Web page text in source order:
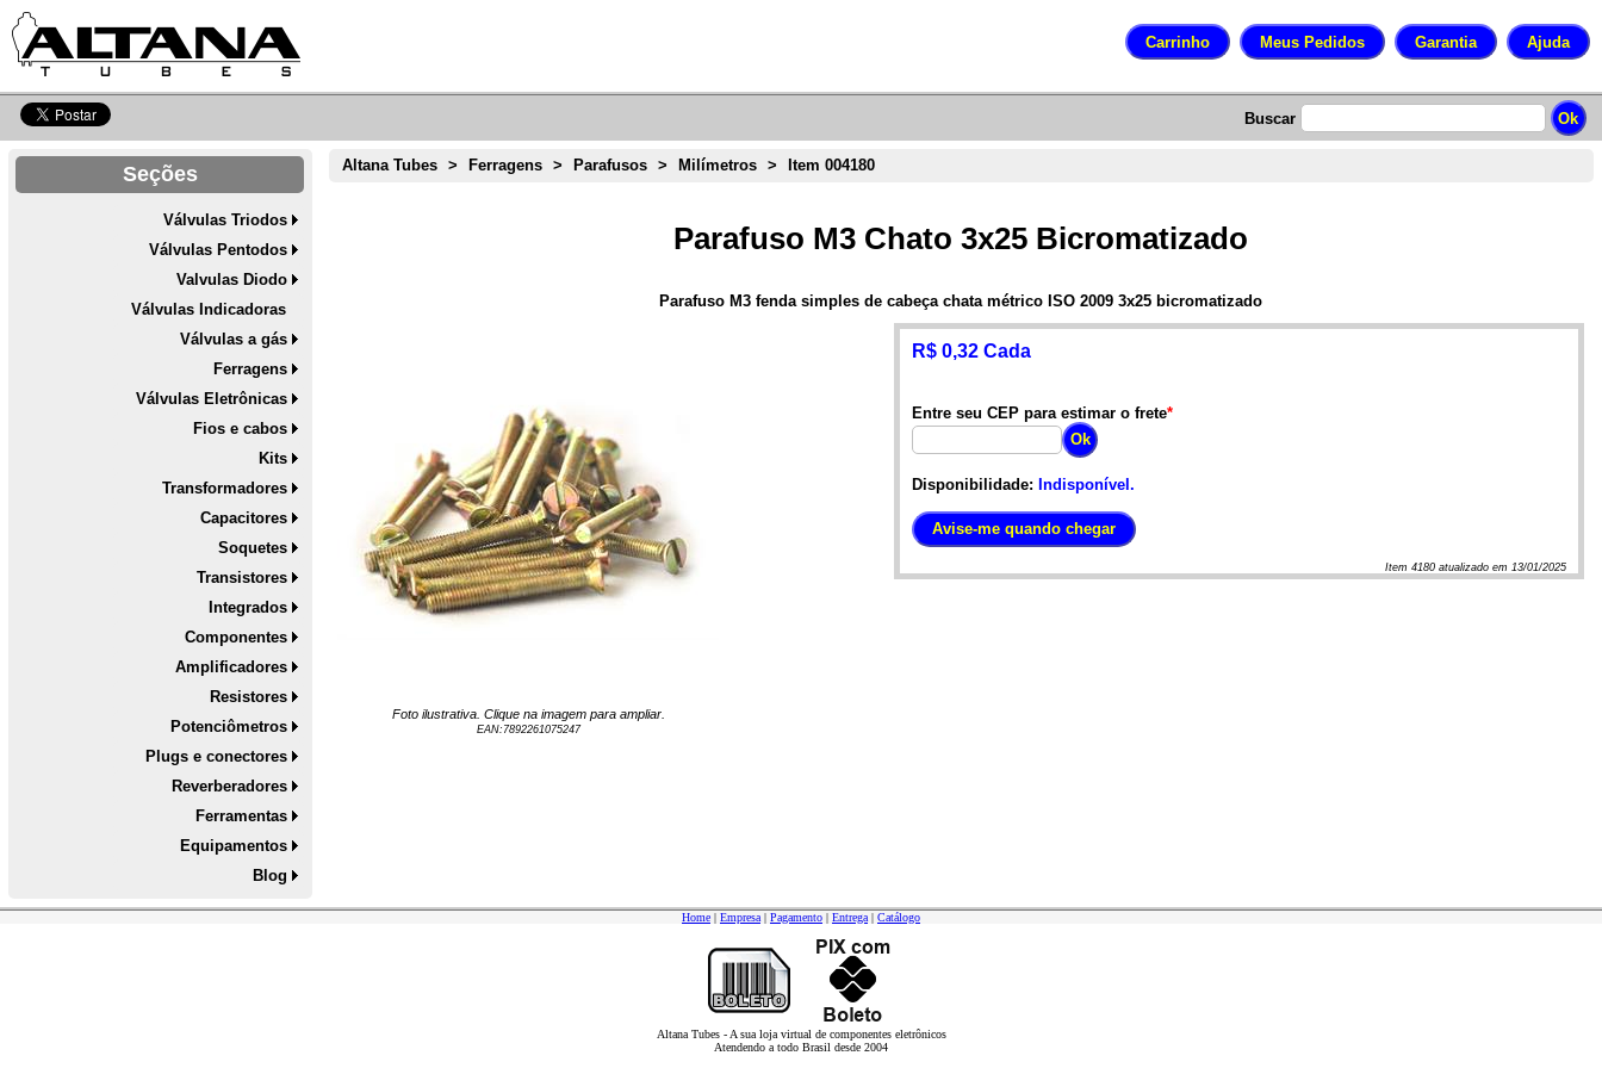
Buscar
Seções
Válvulas Triodos
Válvulas Pentodos
Valvulas Diodo
Válvulas Indicadoras
Válvulas a gás
Ferragens
Válvulas Eletrônicas
Fios e cabos
Kits
Transformadores
Capacitores
Soquetes
Transistores
Integrados
Componentes
Amplificadores
Resistores
Potenciômetros
Plugs e conectores
Reverberadores
Ferramentas
Equipamentos
Blog
Altana Tubes > Ferragens > Parafusos > Milímetros > Item 004180
Parafuso M3 Chato 3x25 Bicromatizado
Parafuso M3 fenda simples de cabeça chata métrico ISO 2009 3x25 bicromatizado
Foto ilustrativa. Clique na imagem para ampliar.
EAN: 7892261075247
R$ 0,32 Cada
Entre seu CEP para estimar o frete*
Disponibilidade: Indisponível.
Item4180 atualizado em 13/01/2025
Home | Empresa | Pagamento | Entrega | Catálogo
Altana Tubes - A sua loja virtual de componentes eletrônicos
Atendendo a todo Brasil desde 2004